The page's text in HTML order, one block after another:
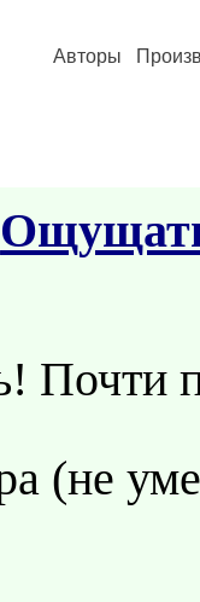
Авторы
Почти
(не